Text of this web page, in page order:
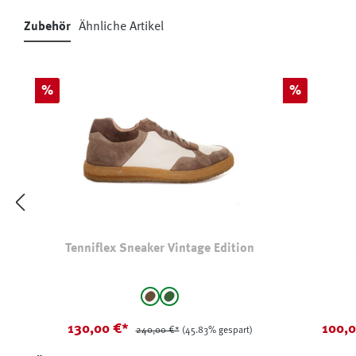
Zubehör Ähnliche Artikel
Rabatt
%
Tenniflex Sneaker Vintage Edition
auswählen
braun
(Diese Option ist zurzeit nicht verfügbar.)
Oliv
(Diese Option ist zurzeit nicht
130,00 €* 240,00 €* (45.83% gespart)
Rabatt
%